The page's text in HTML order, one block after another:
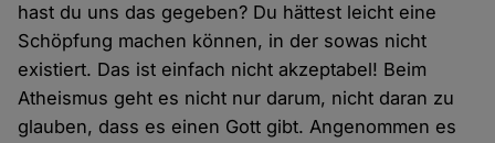
hast du uns das gegeben? Du hättest leicht eine
Schöpfung machen können, in der sowas nicht
existiert. Das ist einfach nicht akzeptabel! Beim
Atheismus geht es nicht nur darum, nicht daran zu
glauben, dass es einen Gott gibt. Angenommen es